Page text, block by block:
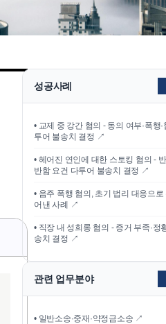
뉴스레터/
성공사례
• 교제 중 강간 혐의 - 동의 여부·폭행
투어 불송치 결정 ↗
• 헤어진 연인에 대한 스토킹 혐의 -
반함 요건 다투어 불송치 결정 ↗
• 음주 폭행 혐의, 초기 법리 대응으로
어낸 사례
↗
• 직장 내 성희롱 혐의 - 증거 부족·정
송치 결정 ↗
관련 업무분야
• 일반소송·중재·약정금소송 ↗